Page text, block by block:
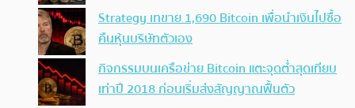
Strategy เทขาย 1,690 Bitcoin เพื่อนำเงินไปซื้อ
คืนหุ้นบริษัทตัวเอง
กิจกรรมบนเครือข่าย Bitcoin แตะจุดต่ำสุดเทียบ
เท่าปี 2018 ก่อนเริ่มส่งสัญญาณฟื้นตัว